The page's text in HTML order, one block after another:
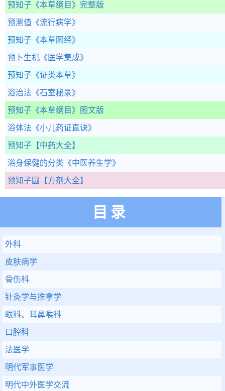
预知子 《本草纲目》完整版
预测值 《流行病学》
预知子 《本草图经》
预卜生机 《医学集成》
预知子 《证类本草》
浴治法 《石室秘录》
预知子 《本草纲目》图文版
浴体法 《小儿药证直诀》
预知子 【中药大全】
浴身保健的分类 《中医养生学》
预知子圆 【方剂大全】
目录
外科
皮肤病学
骨伤科
针灸学与推拿学
眼科、耳鼻喉科
口腔科
法医学
明代军事医学
明代中外医学交流